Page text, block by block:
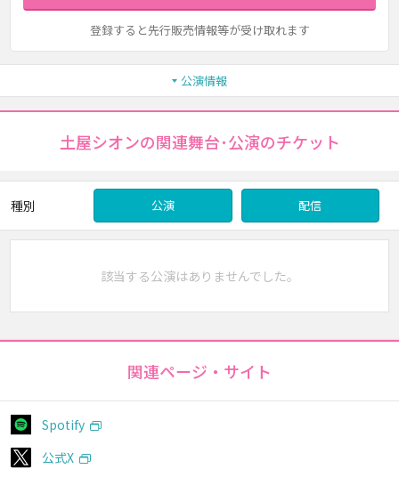
登録すると先行販売情報等が受け取れます
公演情報
土屋シオンの関連舞台･公演のチケット
種別 公演 配信
該当する公演はありませんでした。
関連ページ・サイト
Spotify
公式X